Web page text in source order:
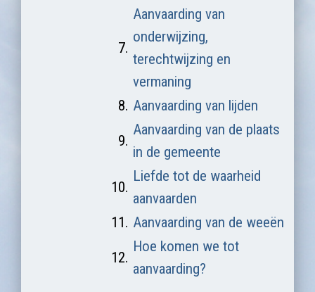
7.
Aanvaarding van
onderwijzing,
terechtwijzing en
vermaning
8. Aanvaarding van lijden
9.
Aanvaarding van de plaats
in de gemeente
10.
Liefde tot de waarheid
aanvaarden
11. Aanvaarding van de weeën
12.
Hoe komen we tot
aanvaarding?